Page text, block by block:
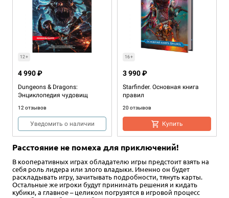
60+ 13+
ролевая игра. Стартовый
набор
13 отзывов
Купить
2+ 120+ 12+
игрока
Купить
12+
Dungeons & Dragons:
Энциклопедия чудовищ
12 отзывов
4 990 ₽
Уведомить о наличии
16+
Starfinder. Основная книга
правил
20 отзывов
3 990 ₽
Купить
Расстояние не помеха для приключений!
В кооперативных играх обладателю игры предстоит взять на
себя роль лидера или злого владыки. Именно он будет
раскладывать игру, зачитывать подробности, тянуть карты.
Остальные же игроки будут принимать решения и кидать
кубики, а главное – целиком погрузятся в игровой процесс